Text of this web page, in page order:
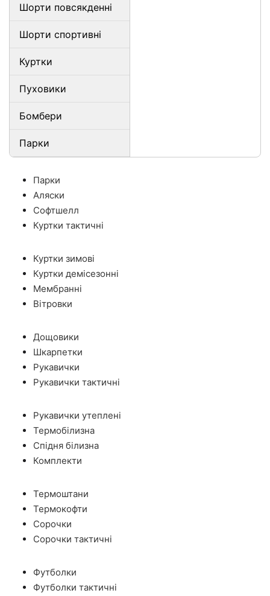
Шорти повсякденні
Шорти спортивні
Куртки
Пуховики
Бомбери
Парки
Парки
Аляски
Софтшелл
Куртки тактичні
Куртки зимові
Куртки демісезонні
Мембранні
Вітровки
Дощовики
Шкарпетки
Рукавички
Рукавички тактичні
Рукавички утеплені
Термобілизна
Спідня білизна
Комплекти
Термоштани
Термокофти
Сорочки
Сорочки тактичні
Футболки
Футболки тактичні